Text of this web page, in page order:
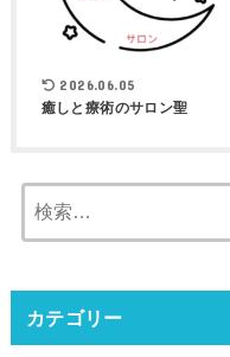
2026.06.05
癒しと療術のサロン聖
カテゴリー